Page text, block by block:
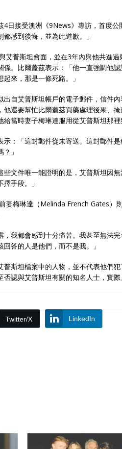
4日接受澳洲《9News》專訪，首度
感到後悔，並為此道歉。」
艾普斯坦會面，並在3年內與他共進
係。比爾蓋茲表示：「他一直強調他
來，那是一條死路。」
自艾普斯坦帳戶的電子郵件，信件
他還要幫忙比爾蓋茲買藥處理後果、
當時妻子梅琳達服用從艾普斯坦那裡
示：「這封郵件從未寄送。這封郵件
」
些文件唯一能證明的是，艾普斯坦因
手段。」
妻梅琳達（Melinda French Gates）
，我都會感到十分痛苦。我甚至無法
答的人是他們，而不是我。」
普斯坦檔案中的人物，並不代表他們
認與艾普斯坦有關的知名人士，實際
Twitter/X LinkedIn